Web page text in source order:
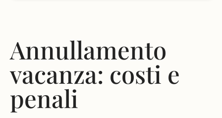
Annullamento
vacanza: costi e
penali